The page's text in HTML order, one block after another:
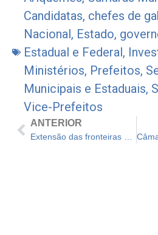
Candidatas, chefes de
Nacional, Estado,
Estadual e Federal,
Ministérios, Prefeitos,
Municipais e Estaduais,
Vice-Prefeitos
ANTERIOR
Extensão das fronteiras com Venezuela é motivo para posturas de Colômbia e Brasil sobre eleição contestada